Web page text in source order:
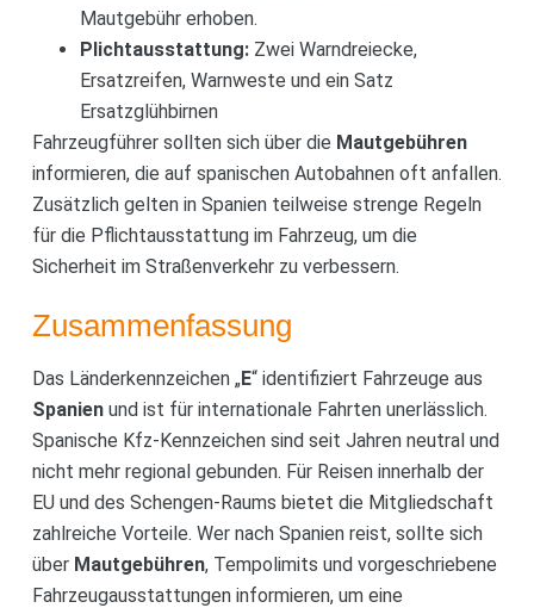
Mautgebühr erhoben.
Plichtausstattung:Zwei Warndreiecke,
Ersatzreifen, Warnweste und ein Satz
Ersatzglühbirnen
Fahrzeugführer sollten sich über die Mautgebühren
informieren, die auf spanischen Autobahnen oft anfallen.
Zusätzlich gelten in Spanien teilweise strenge Regeln
für die Pflichtausstattung im Fahrzeug, um die
Sicherheit im Straßenverkehr zu verbessern.
Zusammenfassung
Das Länderkennzeichen „E“ identifiziert Fahrzeuge aus
Spanienund ist für internationale Fahrten unerlässlich.
Spanische Kfz-Kennzeichen sind seit Jahren neutral und
nicht mehr regional gebunden. Für Reisen innerhalb der
EU und des Schengen-Raums bietet die Mitgliedschaft
zahlreiche Vorteile. Wer nach Spanien reist, sollte sich
über Mautgebühren, Tempolimits und vorgeschriebene
Fahrzeugausstattungen informieren, um eine